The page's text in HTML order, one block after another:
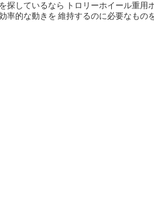
探しているなら トロリーホイール重用
率的な動きを 維持するのに必要なもの